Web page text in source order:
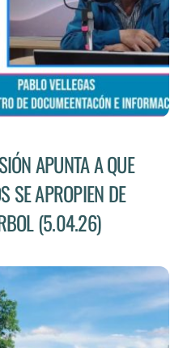
APUNTA A QUE
SE APROPIEN DE
(5.04.26)